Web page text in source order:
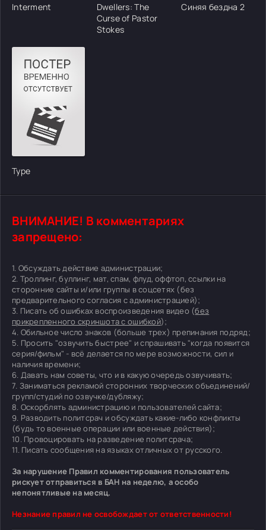
Interment
Dwellers: The
Curse of Pastor
Stokes
Синяя бездна 2
Type
ВНИМАНИЕ! В комментариях
запрещено:
1. Обсуждать действие администрации;
2. Троллинг, буллинг, мат, спам, флуд, оффтоп, ссылки на
сторонние сайты и/или группы в соцсетях (без
предварительного согласия с администрацией);
3. Писать об ошибках воспроизведения видео (без
прикрепленного скриншота с ошибкой);
4. Обильное число знаков (больше трех) препинания подряд;
5. Просить "озвучить быстрее" и спрашивать "когда появится
серия/фильм" - всё делается по мере возможности, сил и
наличия времени;
6. Давать нам советы, что и в какую очередь озвучивать;
7. Заниматься рекламой сторонних творческих объединений/
групп/студий по озвучке/дубляжу;
8. Оскорблять администрацию и пользователей сайта;
9. Разводить политсрач и обсуждать какие-либо конфликты
(будь то военные операции или военные действия);
10. Провоцировать на разведение политсрача;
11. Писать сообщения на языках отличных от русского.
За нарушение Правил комментирования пользователь
рискует отправиться в БАН на неделю, а особо
непонятливые на месяц.
Незнание правил не освобождает от ответственности!